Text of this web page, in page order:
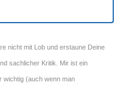
nicht mit Lob und erstaune Deine
sachlicher Kritik. Mir ist ein
wichtig (auch wenn man